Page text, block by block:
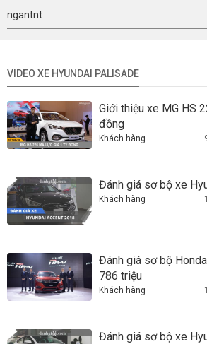
ngantnt
VIDEO XE HYUNDAI PALISADE
Giới thiệu xe MG HS
đồng
Khách hàng
Đánh giá sơ bộ xe
Khách hàng
Đánh giá sơ bộ
786 triệu
Khách hàng
Đánh giá sơ bộ xe